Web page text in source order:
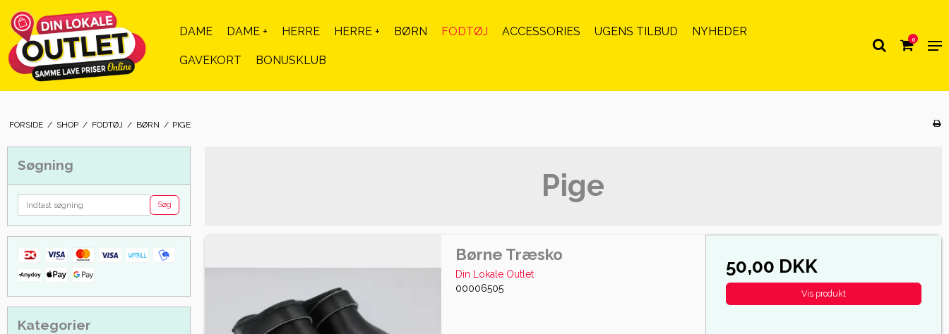
DAME DAME + HERRE HERRE + BØRN FODTØJ ACCESSORIES UGENS TILBUD NYHEDER
GAVEKORT BONUSKLUB
0
FORSIDE / SHOP / FODTØJ / BØRN / PIGE
Søgning
Søg
Kategorier
Pige
Børne Træsko
Din Lokale Outlet
00006505
50,00 DKK
Vis produkt